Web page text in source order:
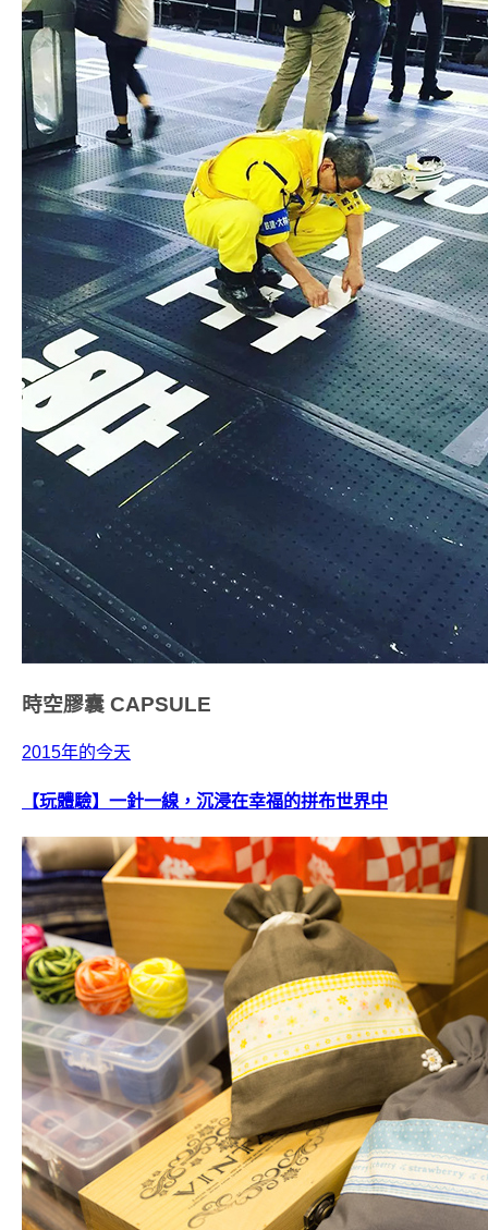
時空膠囊 CAPSULE
2015年的今天
【玩體驗】一針一線，沉浸在幸福的拼布世界中